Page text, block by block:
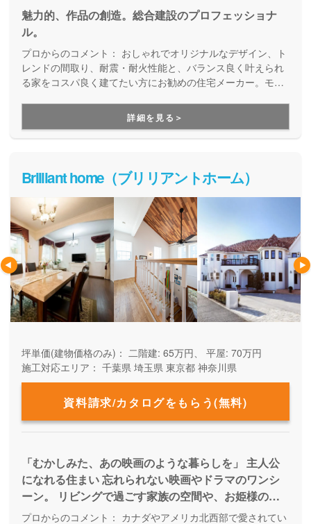
魅力的、作品の創造。総合建設のプロフェッショナ
ル。
プロからのコメント： おしゃれでオリジナルなデザイン、ト
レンドの間取り、耐震・耐火性能と、バランス良く叶えられ
る家をコスパ良く建てたい方にお勧めの住宅メーカー。モデ
現しつつ、デザイン性も性能も叶えた家を提供しています。
ご家族の暮らしに合った使いやすい動線や収納にもこだわっ
た、女性目線でも嬉しい家づくりです。
詳細を見る＞
Brilliant home（ブリリアントホーム）
坪単価(建物価格のみ)： 二階建: 65万円、 平屋: 70万円
施工対応エリア： 千葉県 埼玉県 東京都 神奈川県
資料請求/カタログをもらう(無料)
「むかしみた、あの映画のような暮らしを」 主人公
になれる住まい 忘れられない映画やドラマのワンシ
ーン。 リビングで過ごす家族の空間や、お姫様のよ
うに階段を降りてくる姿… あなたの憧れを、私たち
プロからのコメント： カナダやアメリカ北西部で愛されてい